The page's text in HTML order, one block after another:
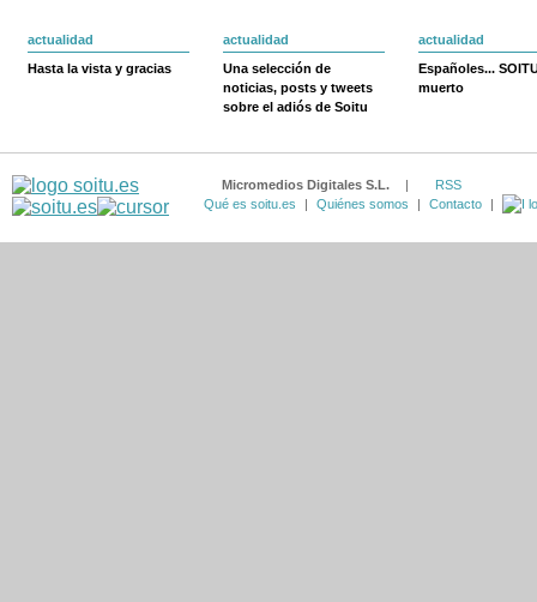
actualidad
Hasta la vista y gracias
actualidad
Una selección de
noticias, posts y tweets
sobre el adiós de Soitu
actualidad
Españoles...
muerto
Micromedios Digitales S.L. |
RSS
Qué es soitu.es
| Quiénes somos | Contacto |